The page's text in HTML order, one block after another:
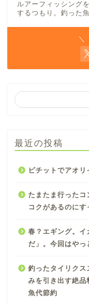
ルアーフィッシング
するつもり。釣った
＼
最近の投稿
ピチットでアオ
たまたま行ったコ
コクがあるのに
春？エギング。イ
だ」。今回はやっ
釣ったタイリクス
みを引き出す絶
魚代節約